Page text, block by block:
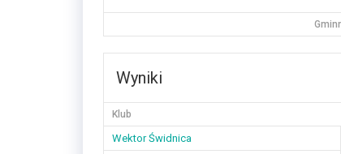
Wyniki
Klub
Wektor Świdnica